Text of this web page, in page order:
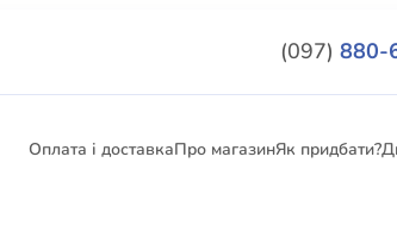
(097) 880-
Оплата і доставкаПро магазинЯк придбати?